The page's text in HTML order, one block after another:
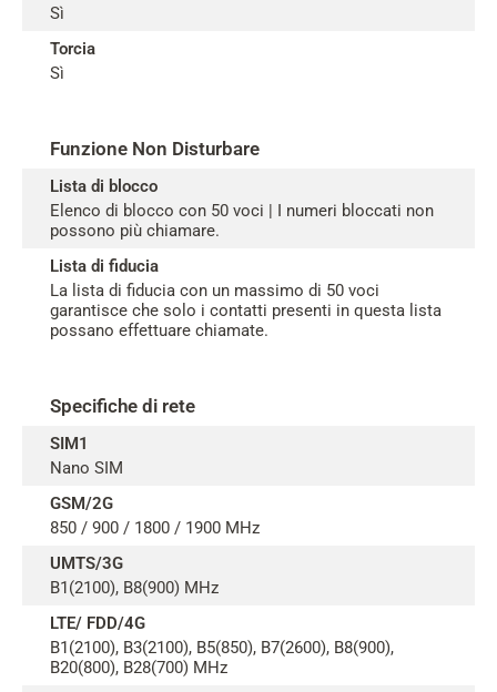
Sì
Torcia
Sì
Funzione Non Disturbare
Lista di blocco
Elenco di blocco con 50 voci | I numeri bloccati non
possono più chiamare.
Lista di fiducia
La lista di fiducia con un massimo di 50 voci
garantisce che solo i contatti presenti in questa lista
possano effettuare chiamate.
Specifiche di rete
SIM1
Nano SIM
GSM/2G
850 / 900 / 1800 / 1900 MHz
UMTS/3G
B1(2100), B8(900) MHz
LTE/ FDD/4G
B1(2100), B3(2100), B5(850), B7(2600), B8(900),
B20(800), B28(700) MHz